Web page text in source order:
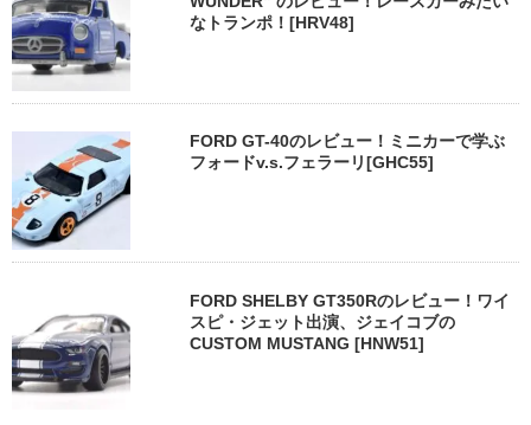
なトランポ！[HRV48]
FORD GT-40のレビュー！ミニカーで学ぶ
フォードv.s.フェラーリ[GHC55]
FORD SHELBY GT350Rのレビュー！ワイ
スピ・ジェット出演、ジェイコブの
CUSTOM MUSTANG [HNW51]